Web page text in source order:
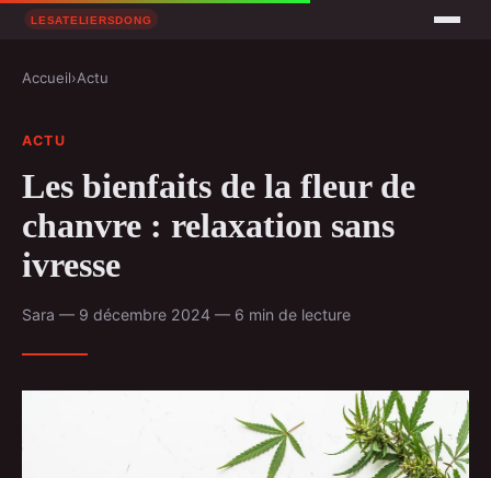
Accueil›Actu
ACTU
Les bienfaits de la fleur de
chanvre : relaxation sans
ivresse
Sara — 9 décembre 2024 — 6 min de lecture